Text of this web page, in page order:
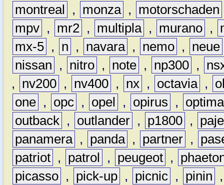
montreal
, monza , motorschaden
mpv , mr2 , multipla , murano ,
mx-5 , n , navara , nemo , neue
nissan
, nitro , note , np300 ,
,
nv200 , nv400 , nx , octavia ,
one , opc , opel , opirus ,
optima
outback , outlander , p1800 ,
panamera , panda , partner ,
patriot , patrol , peugeot ,
picasso , pick-up , picnic , pinin